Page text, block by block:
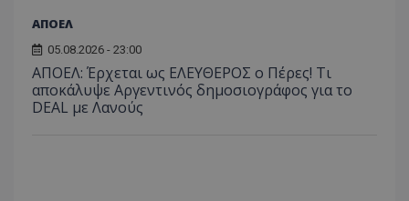
ΑΠΟΕΛ
05.08.2026 - 23:00
ΑΠΟΕΛ: Έρχεται ως ΕΛΕΥΘΕΡΟΣ ο Πέρες! Τι
αποκάλυψε Αργεντινός δημοσιογράφος για το
DEAL με Λανούς